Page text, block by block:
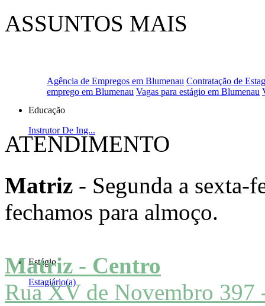
Educação
Instrutor De Ing...
Estágio
Estagiário(a)
ASSUNTOS MAIS
Agência de Empregos em Blumenau Contratação de
emprego em Blumenau Vagas para estágio em Blumenau
ATENDIMENTO
Matriz - Segunda a sexta-
fechamos para almoço.
Matriz - Centro
Rua XV de Novembro 397